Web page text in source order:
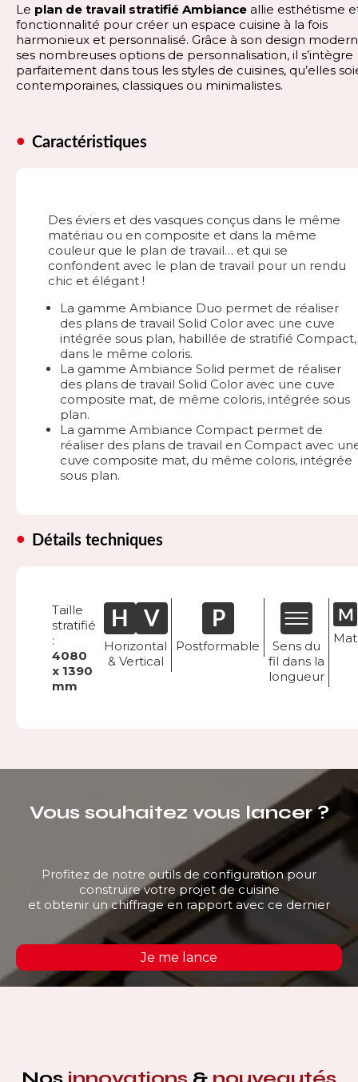
Le plan de travail stratifié Ambiance allie esthétisme
fonctionnalité pour créer un espace cuisine à la fois
harmonieux et personnalisé. Grâce à son design
ses nombreuses options de personnalisation, il s’intègre
parfaitement dans tous les styles de cuisines, qu’elles
contemporaines, classiques ou minimalistes.
Caractéristiques
Des éviers et des vasques conçus dans le même
matériau ou en composite et dans la même
couleur que le plan de travail… et qui se
confondent avec le plan de travail pour un rendu
chic et élégant !
La gamme Ambiance Duo permet de réaliser
des plans de travail Solid Color avec une cuve
intégrée sous plan, habillée de stratifié Compact,
dans le même coloris.
La gamme Ambiance Solid permet de réaliser
des plans de travail Solid Color avec une cuve
composite mat, de même coloris, intégrée sous
plan.
La gamme Ambiance Compact permet de
réaliser des plans de travail en Compact avec
cuve composite mat, du même coloris, intégrée
sous plan.
Détails techniques
Taille
stratifié
:
4080
x 1390
mm
Horizontal
& Vertical
Postformable
Sens du
fil dans la
longueur
Mat
Vous souhaitez vous lancer ?
Profitez de notre outils de configuration pour
construire votre projet de cuisine
et obtenir un chiffrage en rapport avec ce dernier
Je me lance